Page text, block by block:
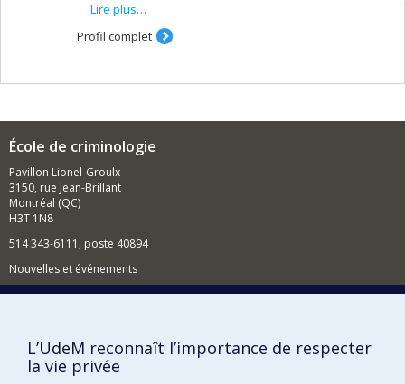
qualitative. Pour les prochains trois ans, mes
recherches seront axés vers trois phénomènes: le
marché illégal des armes à feu, le marché des drogues
Lire plus…
Profil complet
École de criminologie
Pavillon Lionel-Groulx
3150, rue Jean-Brillant
Montréal (QC)
H3T 1N8
514 343-6111, poste 40894
Nouvelles et événements
Plan du site
L’UdeM reconnaît l’importance de respecter
la vie privée